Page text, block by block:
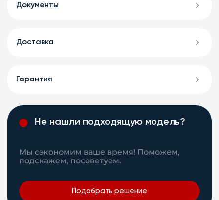
Документы
Доставка
Гарантия
Не нашли подходящую модель?
Мы сэкономим ваше время! Поможем,
подскажем, посоветуем.
Подобрать решение